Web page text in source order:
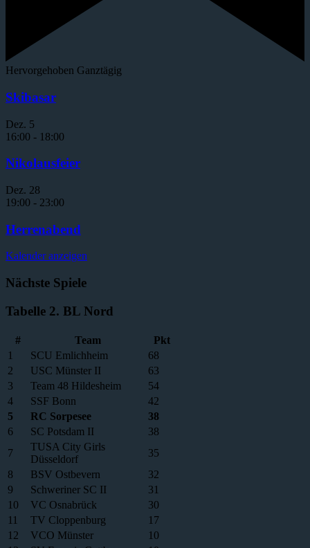
Hervorgehoben Ganztägig
Skibasar
Dez. 5
16:00 - 18:00
Nikolausfeier
Dez. 28
19:00 - 23:00
Herrenabend
Kalender anzeigen
Nächste Spiele
Tabelle 2. BL Nord
# Team
Pkt
1
SCU Emlichheim
68
2
USC Münster II
63
3
Team 48 Hildesheim
54
4
SSF Bonn
42
5
RC Sorpesee
38
6
SC Potsdam II
38
7
TUSA City Girls
Düsseldorf
35
8
BSV Ostbevern
32
9
Schweriner SC II
31
10
VC Osnabrück
30
11
TV Cloppenburg
17
12
VCO Münster
10